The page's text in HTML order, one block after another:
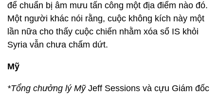
để chuẩn bị âm mưu tấn công một địa điểm nào đó.
Một người khác nói rằng, cuộc không kích này một
lần nữa cho thấy cuộc chiến nhằm xóa sổ IS khỏi
Syria vẫn chưa chấm dứt.
Mỹ
*Tổng chưởng lý MỹJeff Sessions và cựu Giám đốc